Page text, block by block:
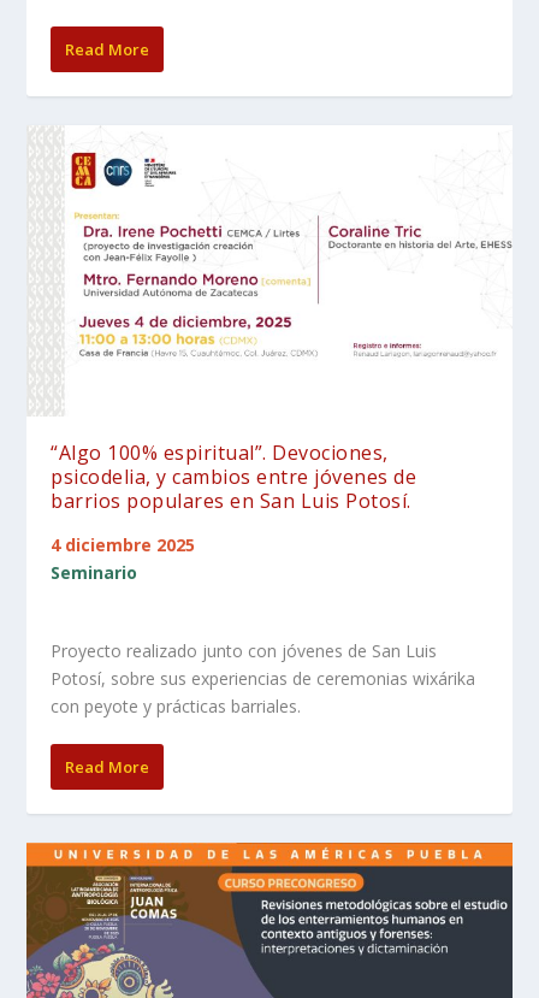
Read More
“Algo 100% espiritual”. Devociones,
psicodelia, y cambios entre jóvenes de
barrios populares en San Luis Potosí.
4 diciembre 2025
Seminario
Proyecto realizado junto con jóvenes de San Luis
Potosí, sobre sus experiencias de ceremonias wixárika
con peyote y prácticas barriales.
Read More